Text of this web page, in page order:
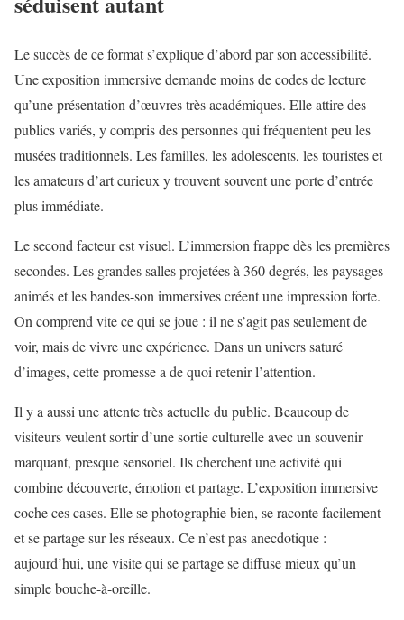
Le succès de ce format s’explique d’abord par son accessibilité.
Une exposition immersive demande moins de codes de lecture
qu’une présentation d’œuvres très académiques. Elle attire des
publics variés, y compris des personnes qui fréquentent peu les
musées traditionnels. Les familles, les adolescents, les touristes et
les amateurs d’art curieux y trouvent souvent une porte d’entrée
plus immédiate.
Le second facteur est visuel. L’immersion frappe dès les premières
secondes. Les grandes salles projetées à 360 degrés, les paysages
animés et les bandes-son immersives créent une impression forte.
On comprend vite ce qui se joue : il ne s’agit pas seulement de
voir, mais de vivre une expérience. Dans un univers saturé
d’images, cette promesse a de quoi retenir l’attention.
Il y a aussi une attente très actuelle du public. Beaucoup de
visiteurs veulent sortir d’une sortie culturelle avec un souvenir
marquant, presque sensoriel. Ils cherchent une activité qui
combine découverte, émotion et partage. L’exposition immersive
coche ces cases. Elle se photographie bien, se raconte facilement
et se partage sur les réseaux. Ce n’est pas anecdotique :
aujourd’hui, une visite qui se partage se diffuse mieux qu’un
simple bouche-à-oreille.